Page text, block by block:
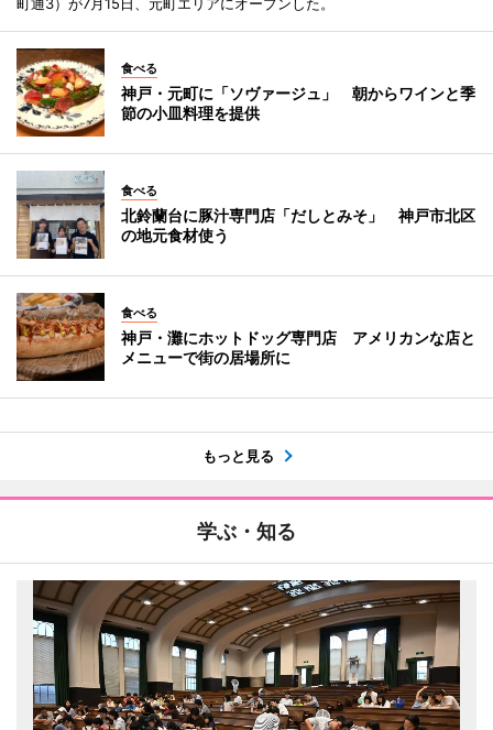
食べる
神戸・元町に「ソヴァージュ」 朝からワインと季
節の小皿料理を提供
食べる
北鈴蘭台に豚汁専門店「だしとみそ」 神戸市北区
の地元食材使う
食べる
神戸・灘にホットドッグ専門店 アメリカンな店と
メニューで街の居場所に
もっと見る
学ぶ・知る